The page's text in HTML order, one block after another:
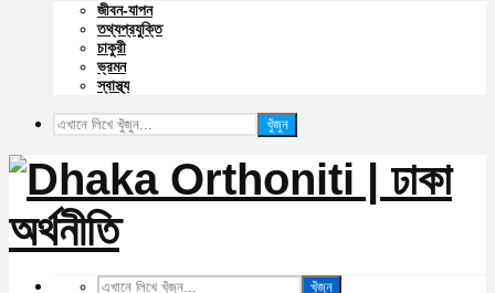
জীবন-যাপন
তথ্যপ্রযুক্তি
চাকুরী
ভ্রমন
স্বাস্থ্য
খুঁজুন
খুঁজুন